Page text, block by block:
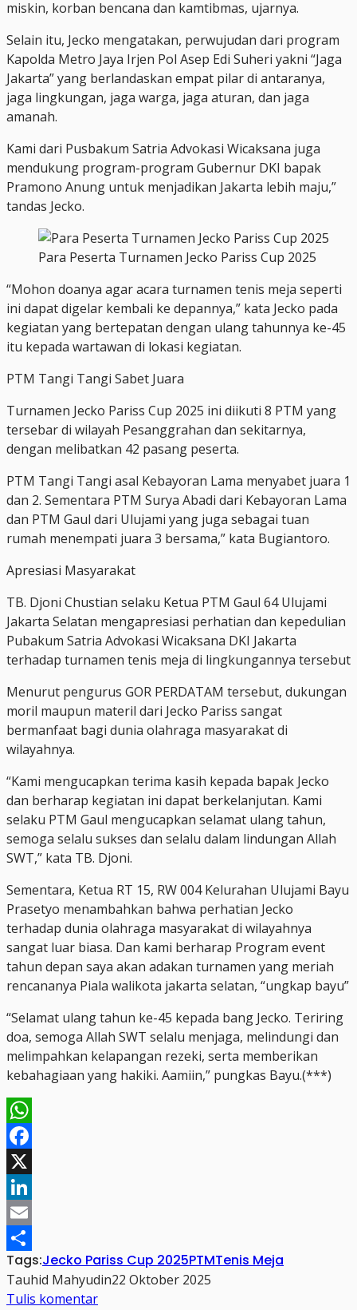
miskin, korban bencana dan kamtibmas, ujarnya.
Selain itu, Jecko mengatakan, perwujudan dari program
Kapolda Metro Jaya Irjen Pol Asep Edi Suheri yakni “Jaga
Jakarta” yang berlandaskan empat pilar di antaranya,
jaga lingkungan, jaga warga, jaga aturan, dan jaga
amanah.
Kami dari Pusbakum Satria Advokasi Wicaksana juga
mendukung program-program Gubernur DKI bapak
Pramono Anung untuk menjadikan Jakarta lebih maju,”
tandas Jecko.
Para Peserta Turnamen Jecko Pariss Cup 2025
“Mohon doanya agar acara turnamen tenis meja seperti
ini dapat digelar kembali ke depannya,” kata Jecko pada
kegiatan yang bertepatan dengan ulang tahunnya ke-45
itu kepada wartawan di lokasi kegiatan.
PTM Tangi Tangi Sabet Juara
Turnamen Jecko Pariss Cup 2025 ini diikuti 8 PTM yang
tersebar di wilayah Pesanggrahan dan sekitarnya,
dengan melibatkan 42 pasang peserta.
PTM Tangi Tangi asal Kebayoran Lama menyabet juara 1
dan 2. Sementara PTM Surya Abadi dari Kebayoran Lama
dan PTM Gaul dari Ulujami yang juga sebagai tuan
rumah menempati juara 3 bersama,” kata Bugiantoro.
Apresiasi Masyarakat
TB. Djoni Chustian selaku Ketua PTM Gaul 64 Ulujami
Jakarta Selatan mengapresiasi perhatian dan kepedulian
Pubakum Satria Advokasi Wicaksana DKI Jakarta
terhadap turnamen tenis meja di lingkungannya tersebut
Menurut pengurus GOR PERDATAM tersebut, dukungan
moril maupun materil dari Jecko Pariss sangat
bermanfaat bagi dunia olahraga masyarakat di
wilayahnya.
“Kami mengucapkan terima kasih kepada bapak Jecko
dan berharap kegiatan ini dapat berkelanjutan. Kami
selaku PTM Gaul mengucapkan selamat ulang tahun,
semoga selalu sukses dan selalu dalam lindungan Allah
SWT,” kata TB. Djoni.
Sementara, Ketua RT 15, RW 004 Kelurahan Ulujami Bayu
Prasetyo menambahkan bahwa perhatian Jecko
terhadap dunia olahraga masyarakat di wilayahnya
sangat luar biasa. Dan kami berharap Program event
tahun depan saya akan adakan turnamen yang meriah
rencananya Piala walikota jakarta selatan, “ungkap bayu”
“Selamat ulang tahun ke-45 kepada bang Jecko. Teriring
doa, semoga Allah SWT selalu menjaga, melindungi dan
melimpahkan kelapangan rezeki, serta memberikan
kebahagiaan yang hakiki. Aamiin,” pungkas Bayu.(***)
WhatsApp
Facebook
X
LinkedIn
Email
Share
Tags:Jecko Pariss Cup 2025PTMTenis Meja
Tauhid Mahyudin22 Oktober 2025
Tulis komentar